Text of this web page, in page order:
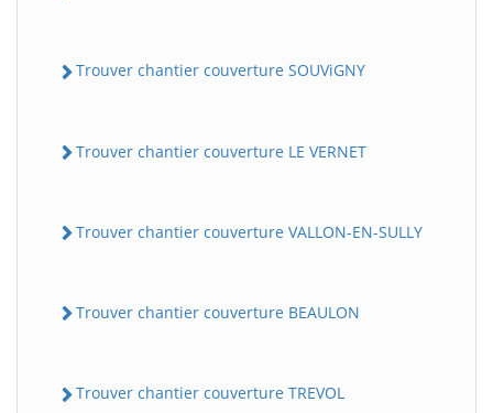
Trouver chantier couverture SOUViGNY
Trouver chantier couverture LE VERNET
Trouver chantier couverture VALLON-EN-SULLY
Trouver chantier couverture BEAULON
Trouver chantier couverture TREVOL